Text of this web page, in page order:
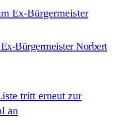
Bürgermeister Norbert